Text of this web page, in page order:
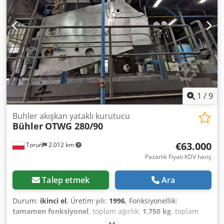
1 /9
Toruń 2.012 km
Buhler akışkan yataklı kurutucu
Bühler OTWG 280/90
€63.000
Pazarlık Fiyatı KDV hariç
Talep etmek Ara
Durum: ikinci el, Üretim yılı: 1996, Fonksiyonellik:
tamamen fonksiyonel, toplam ağırlık: 1.750 kg, toplam
, toplam uzunluk: